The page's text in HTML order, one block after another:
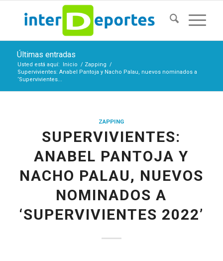
Últimas entradas
Usted está aquí: Inicio / Zapping /
Supervivientes: Anabel Pantoja y Nacho Palau, nuevos nominados a
‘Supervivientes...
ZAPPING
SUPERVIVIENTES:
ANABEL PANTOJA Y
NACHO PALAU, NUEVOS
NOMINADOS A
‘SUPERVIVIENTES 2022’